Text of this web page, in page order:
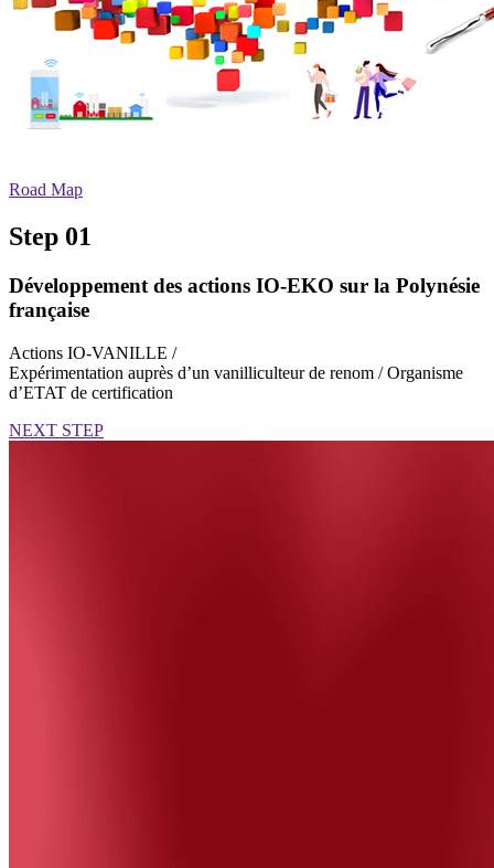
Road Map
Step 01
Développement des actions IO-EKO sur la Polynésie
française
Actions IO-VANILLE /
Expérimentation auprès d’un vanilliculteur de renom / Organisme
d’ETAT de certification
NEXT STEP